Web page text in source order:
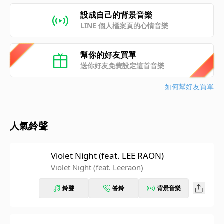
設成自己的背景音樂
LINE 個人檔案頁的心情音樂
幫你的好友買單
送你好友免費設定這首音樂
如何幫好友買單
人氣鈴聲
Violet Night (feat. LEE RAON)
Violet Night (feat. Leeraon)
鈴聲 答鈴 背景音樂